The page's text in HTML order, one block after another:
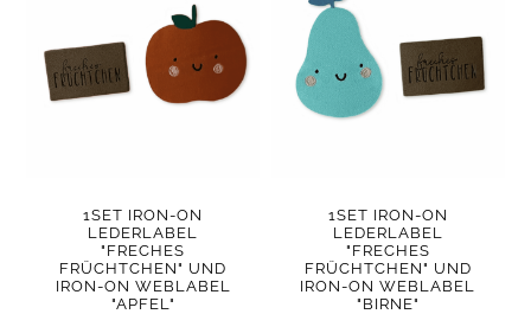
1SET IRON-ON
LEDERLABEL
"FRECHES
FRÜCHTCHEN" UND
IRON-ON WEBLABEL
"APFEL"
1SET IRON-ON
LEDERLABEL
"FRECHES
FRÜCHTCHEN" UND
IRON-ON WEBLABEL
"BIRNE"